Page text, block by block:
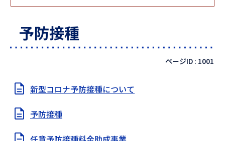
予防接種
ページID : 1001
新型コロナ予防接種について
予防接種